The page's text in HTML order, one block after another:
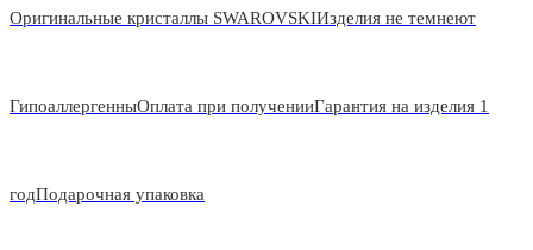
Оригинальные кристаллы SWAROVSKIИзделия не темнеют
ГипоаллергенныОплата при полученииГарантия на изделия 1
годПодарочная упаковка